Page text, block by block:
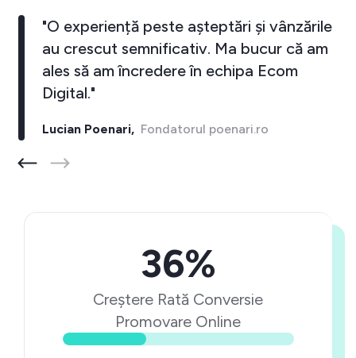
"O experiență peste așteptări și vânzările
au crescut semnificativ. Ma bucur că am
ales să am încredere în echipa Ecom
Digital."
Lucian Poenari,Fondatorul poenari.ro
36%
Creștere Rată Conversie
Promovare Online